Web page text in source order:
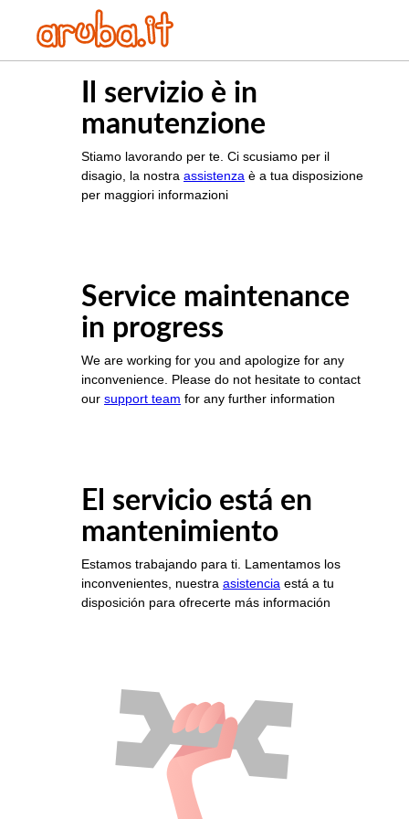
Il servizio è in
manutenzione
Stiamo lavorando per te. Ci scusiamo per il
disagio, la nostra assistenza è a tua disposizione
per maggiori informazioni
Service maintenance
in progress
We are working for you and apologize for any
inconvenience. Please do not hesitate to contact
our support team for any further information
El servicio está en
mantenimiento
Estamos trabajando para ti. Lamentamos los
inconvenientes, nuestra asistencia está a tu
disposición para ofrecerte más información